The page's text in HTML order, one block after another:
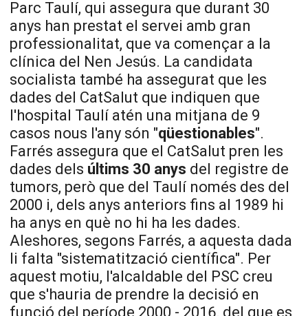
Parc Taulí, qui assegura que durant 30
anys han prestat el servei amb gran
professionalitat, que va començar a la
clínica del Nen Jesús. La candidata
socialista també ha assegurat que les
dades del CatSalut que indiquen que
l'hospital Taulí atén una mitjana de 9
casos nous l'any són "qüestionables".
Farrés assegura que el CatSalut pren les
dades dels últims 30 anys del registre de
tumors, però que del Taulí només des del
2000 i, dels anys anteriors fins al 1989 hi
ha anys en què no hi ha les dades.
Aleshores, segons Farrés, a aquesta dada
li falta "sistematització científica". Per
aquest motiu, l'alcaldable del PSC creu
que s'hauria de prendre la decisió en
funció del període 2000 - 2016, del que es